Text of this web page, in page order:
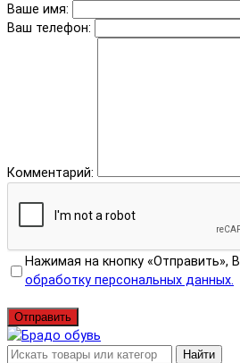
Ваше имя:
Ваш телефон:
Комментарий:
Нажимая на кнопку «Отправить»,
обработку персональных данных.
Отправить
Найти